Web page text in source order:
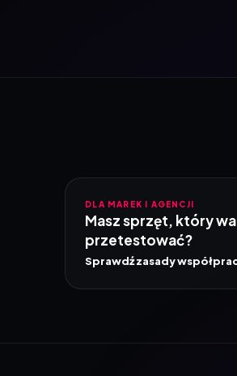
DLA MAREK I AGENCJI
Masz sprzęt, który
przetestować?
Sprawdź zasady